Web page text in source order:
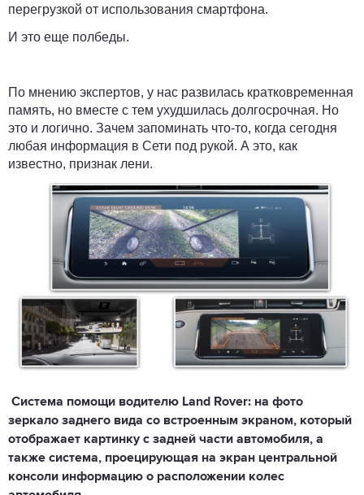
перегрузкой от использования смартфона.
И это еще полбеды.
По мнению экспертов, у нас развилась кратковременная
память, но вместе с тем ухудшилась долгосрочная. Но
это и логично. Зачем запоминать что-то, когда сегодня
любая информация в Сети под рукой. А это, как
известно, признак лени.
Система помощи водителю Land Rover: на фото
зеркало заднего вида со встроенным экраном, который
отображает картинку с задней части автомобиля, а
также система, проецирующая на экран центральной
консоли информацию о расположении колес